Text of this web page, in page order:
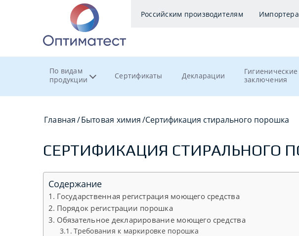
Российским производителям
По видам
продукции
Сертификаты Декларации
Гигиенические
заключения
Главная/Бытовая химия/Сертификация стирального порошка
СЕРТИФИКАЦИЯ СТИРАЛЬНОГО
Содержание
Государственная регистрация моющего средства
Порядок регистрации порошка
Обязательное декларирование моющего средства
Требования к маркировке порошка